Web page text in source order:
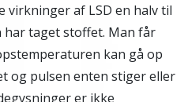
virkninger af LSD en halv til
har taget stoffet. Man får
kan gå op
og pulsen enten stiger eller
er ikke